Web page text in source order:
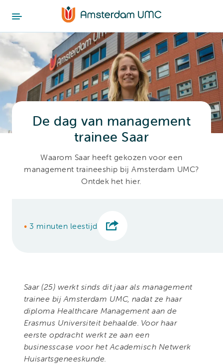
De dag van management
trainee Saar
Waarom Saar heeft gekozen voor een
management traineeship bij Amsterdam UMC?
Ontdek het hier.
• 3 minuten leestijd
Saar (25) werkt sinds dit jaar als management
trainee bij Amsterdam UMC, nadat ze haar
diploma Healthcare Management aan de
Erasmus Universiteit behaalde. Voor haar
eerste opdracht werkt ze aan een
businesscase voor het Academisch Netwerk
Huisartsgeneeskunde.